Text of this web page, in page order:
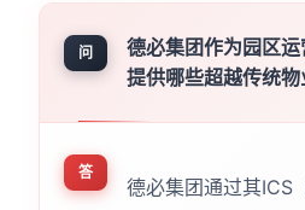
问
德必集团作为园区
提供哪些超越传统物
答
德必集团通过其ICS